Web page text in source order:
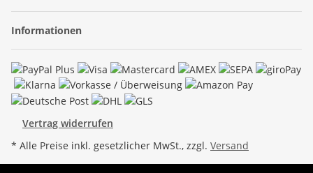
Informationen
Vertrag widerrufen
* Alle Preise inkl. gesetzlicher MwSt., zzgl. Versand